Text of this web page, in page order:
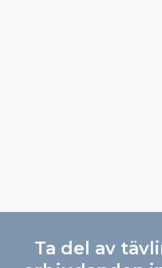
Ta del av